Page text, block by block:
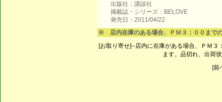
出版社：講談社
掲載誌・シリーズ：BELOVE
発売日：2011/04/22
※ 店内在庫のある場合、ＰＭ３：００まで
[お取り寄せ]--店内に在庫がある場合、ＰＭ
ます。品切れ、出荷
[前